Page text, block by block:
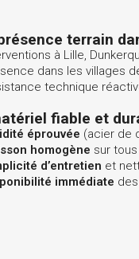
terrain
à Lille,
dans les villages
technique
fiable et
éprouvée (acier de
homogène sur
d’entretien et
immédiate